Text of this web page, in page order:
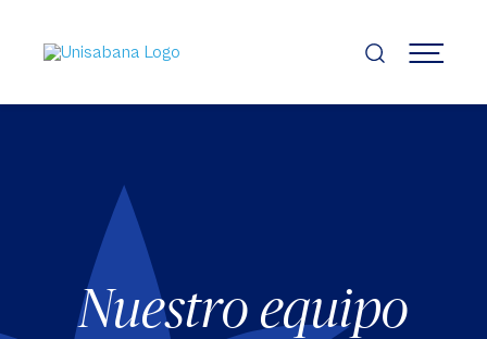
contenido
principal
MENÚ
Nuestro equipo